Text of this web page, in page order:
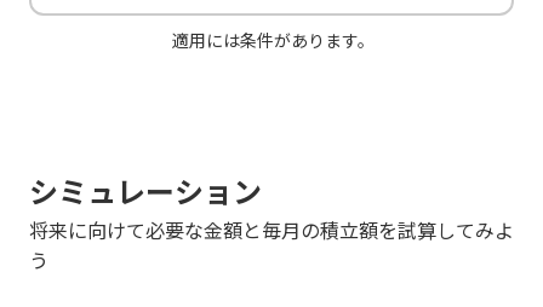
適用には条件があります。
シミュレーション
将来に向けて必要な金額と毎月の積立額を試算してみよ
う